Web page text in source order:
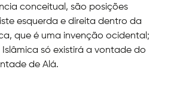
conceitual, são posições
esquerda e direita dentro da
que é uma invenção ocidental;
só existirá a vontade do
de Alá.